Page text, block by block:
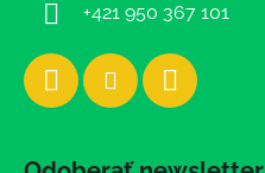
+421 950 367 101